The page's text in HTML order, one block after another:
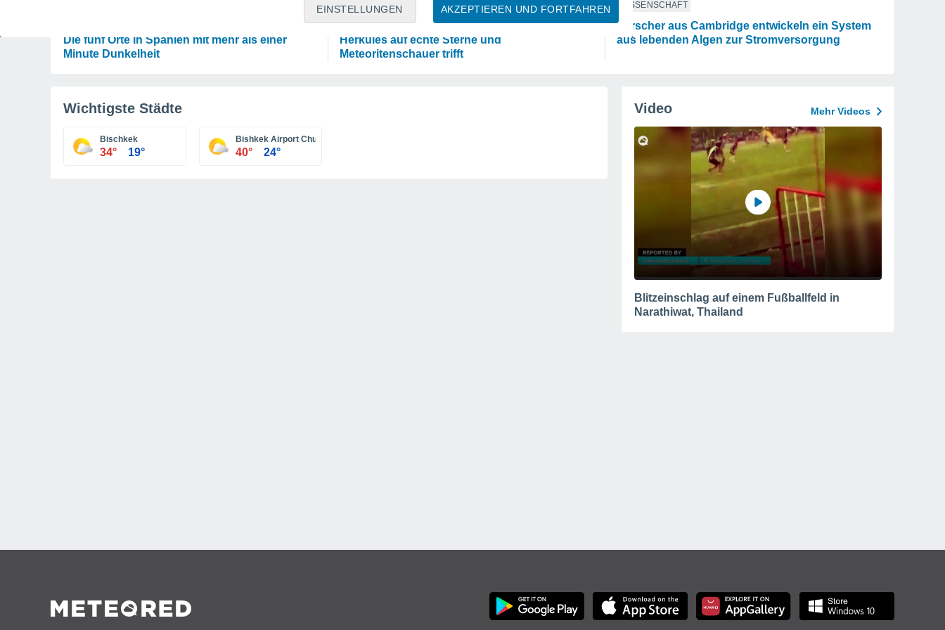
AKZEPTIEREN UND FORTFAHREN
EINSTELLUNGEN
Die fünf Orte in Spanien mit mehr als einer
Minute Dunkelheit
ASTRONOMIE
Das Sternbild Löwe: Wo der Mythos des
Herkules auf echte Sterne und
Meteoritenschauer trifft
WISSENSCHAFT
Forscher aus Cambridge entwickeln ein System
aus lebenden Algen zur Stromversorgung
Wichtigste Städte
Bischkek
34° 19°
Bishkek Airport Chuy
40° 24°
Video Mehr Videos
Blitzeinschlag auf einem Fußballfeld in
Narathiwat, Thailand